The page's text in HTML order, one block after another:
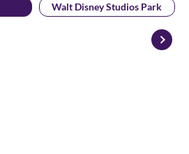
Walt Disney Studios Park